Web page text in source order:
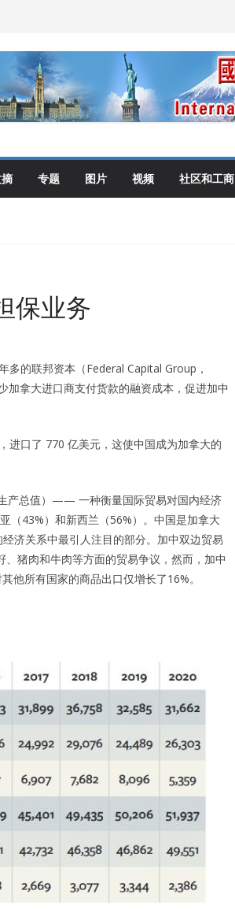
专题 图片 视频 社区和工商
保业务
多的联邦资本（Federal Capital Group，
拿大进口商支付货款的融资成本，促进加中
进口了 770 亿美元，这使中国成为加拿大的
产总值）—— 一种衡量国际贸易对国内经济
43%）和新西兰（56%）。中国是加拿大
济关系中最引人注目的部分。加中双边贸易
猪肉和牛肉等方面的贸易争议，然而，加中
他所有国家的商品出口仅增长了16%。